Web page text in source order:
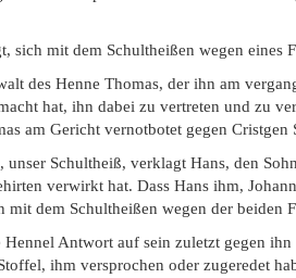
sich mit dem Schultheißen wegen
des Henne Thomas, der ihn am
hat, ihn dabei zu vertreten und zu
am Gericht vernotbotet gegen
unser Schultheiß, verklagt Hans, den
verwirkt hat. Dass Hans ihm,
mit dem Schultheißen wegen der beiden
Antwort auf sein zuletzt gegen
ihm versprochen oder zugeredet